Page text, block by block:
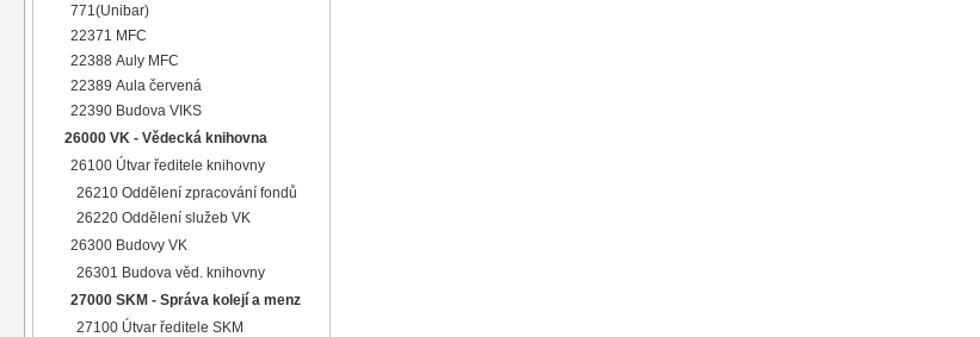
771(Unibar)
22371 MFC
22388 Auly MFC
22389 Aula červená
22390 Budova VIKS
26000 VK - Vědecká knihovna
26100 Útvar ředitele knihovny
26210 Oddělení zpracování fondů
26220 Oddělení služeb VK
26300 Budovy VK
26301 Budova věd. knihovny
27000 SKM - Správa kolejí a menz
27100 Útvar ředitele SKM